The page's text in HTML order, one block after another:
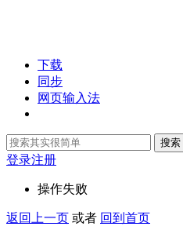
下载
同步
网页输入法
搜索
登录注册
操作失败
返回上一页 或者 回到首页